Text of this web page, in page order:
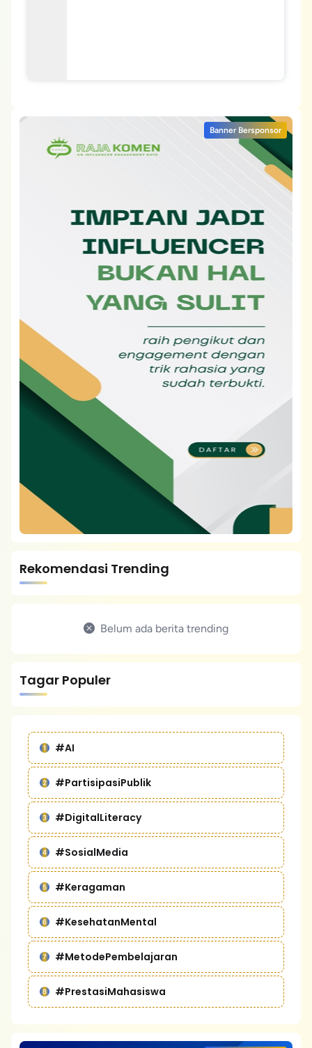
Banner Bersponsor
Rekomendasi Trending
Belum ada berita trending
Tagar Populer
#AI
#PartisipasiPublik
#DigitalLiteracy
#SosialMedia
#Keragaman
#KesehatanMental
#MetodePembelajaran
#PrestasiMahasiswa